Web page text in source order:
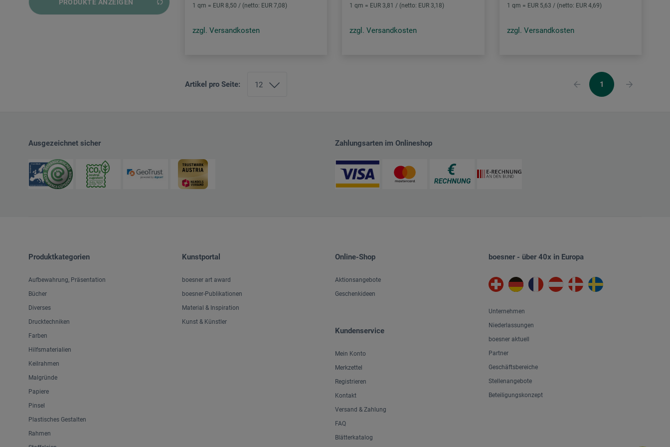
und mehr
PRODUKTE ANZEIGEN 1 qm = EUR 8,50 / (netto: EUR 7,08)
zzgl. Versandkosten
1 qm = EUR 3,81 / (netto: EUR 3,18)
zzgl. Versandkosten
1 qm = EUR 5,63 / (netto: EUR 4,69)
zzgl. Versandkosten
Artikel pro Seite: 1
Ausgezeichnet sicher Zahlungsarten im Onlineshop
Produktkategorien
Aufbewahrung, Präsentation
Bücher
Diverses
Drucktechniken
Farben
Hilfsmaterialien
Keilrahmen
Malgründe
Papiere
Pinsel
Plastisches Gestalten
Rahmen
Kunstportal
boesner art award
boesner-Publikationen
Material & Inspiration
Kunst & Künstler
Online-Shop
Aktionsangebote
Geschenkideen
Kundenservice
Mein Konto
Merkzettel
Registrieren
Kontakt
Versand & Zahlung
FAQ
Blätterkatalog
boesner - über 40x in Europa
Unternehmen
Niederlassungen
boesner aktuell
Partner
Geschäftsbereiche
Stellenangebote
Beteiligungskonzept